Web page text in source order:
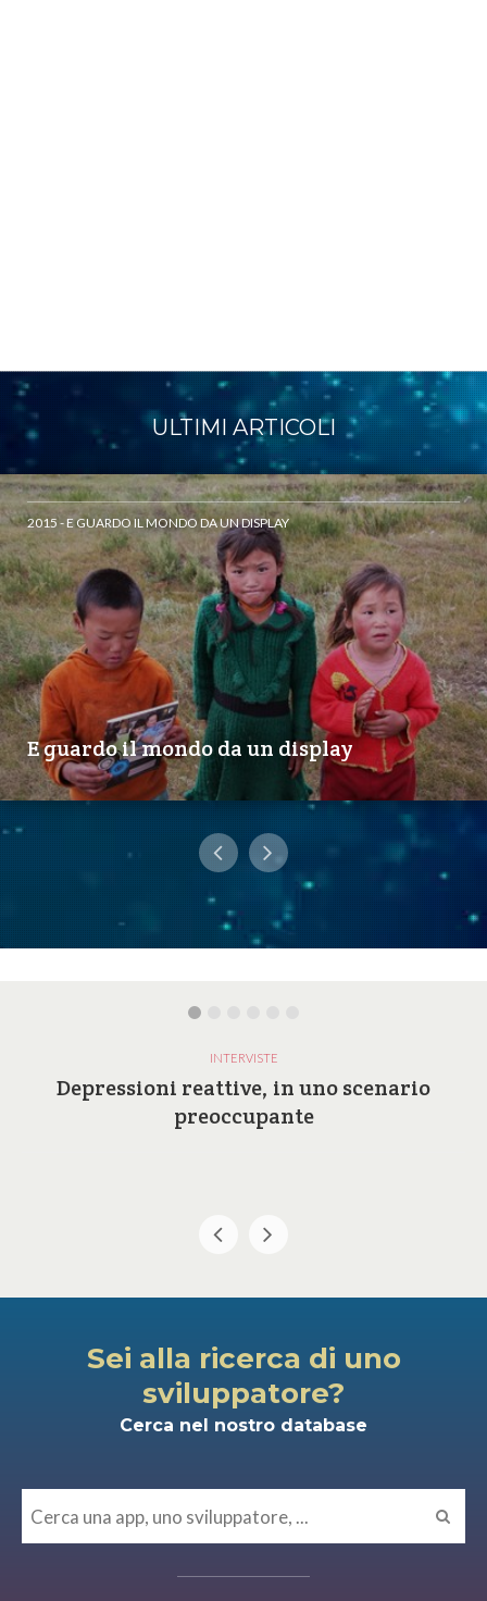
ULTIMI ARTICOLI
2015 - E GUARDO IL MONDO DA UN DISPLAY
E guardo il mondo da un display
INTERVISTE
Depressioni reattive, in uno scenario
preoccupante
Sei alla ricerca di uno
sviluppatore?
Cerca nel nostro database